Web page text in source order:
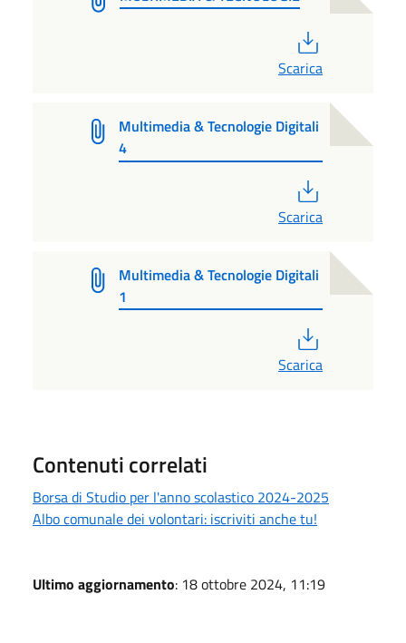
Scarica
Multimedia & Tecnologie Digitali
4
Scarica
Multimedia & Tecnologie Digitali
1
Scarica
Contenuti correlati
Borsa di Studio per l'anno scolastico 2024-2025
Albo comunale dei volontari: iscriviti anche tu!
Ultimo aggiornamento: 18 ottobre 2024, 11:19